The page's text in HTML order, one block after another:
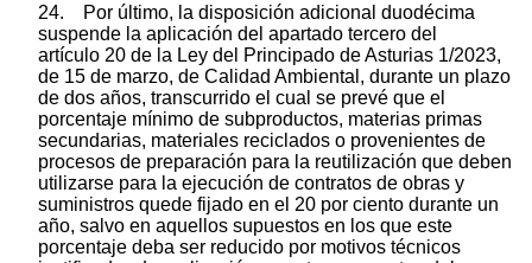
24. Por último, la disposición adicional duodécima
suspende la aplicación del apartado tercero del
artículo 20 de la Ley del Principado de Asturias 1/2023,
de 15 de marzo, de Calidad Ambiental, durante un plazo
de dos años, transcurrido el cual se prevé que el
porcentaje mínimo de subproductos, materias primas
secundarias, materiales reciclados o provenientes de
procesos de preparación para la reutilización que deben
utilizarse para la ejecución de contratos de obras y
suministros quede fijado en el 20 por ciento durante un
año, salvo en aquellos supuestos en los que este
porcentaje deba ser reducido por motivos técnicos